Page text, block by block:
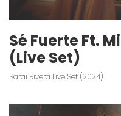
Sé Fuerte Ft.
(Live Set)
Sarai Rivera Live Set (2024)